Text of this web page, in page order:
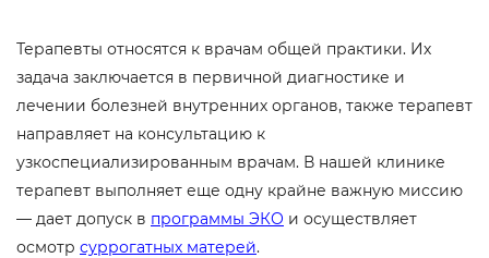
Терапевты относятся к врачам общей практики. Их
задача заключается в первичной диагностике и
лечении болезней внутренних органов, также терапевт
направляет на консультацию к
узкоспециализированным врачам. В нашей клинике
терапевт выполняет еще одну крайне важную миссию
— дает допуск в программы ЭКО и осуществляет
осмотр суррогатных матерей.